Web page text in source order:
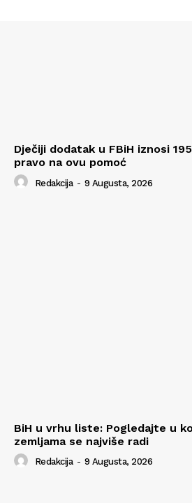
Dječiji dodatak u FBiH iznosi
pravo na ovu pomoć
Redakcija - 9 Augusta, 2026
BiH u vrhu liste: Pogledajte u
zemljama se najviše radi
Redakcija - 9 Augusta, 2026